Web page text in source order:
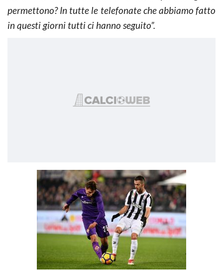
permettono? In tutte le telefonate che abbiamo fatto
in questi giorni tutti ci hanno seguito”.